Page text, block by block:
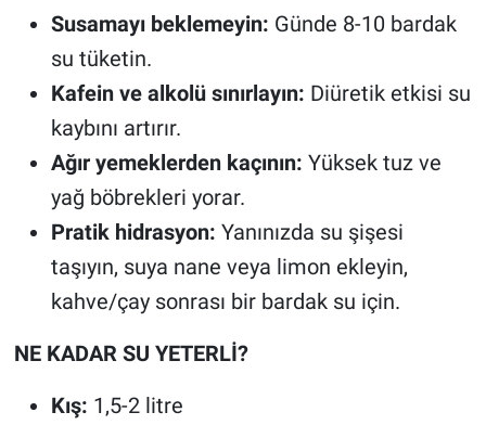
Susamayı beklemeyin: Günde 8-10 bardak
su tüketin.
Kafein ve alkolü sınırlayın: Diüretik etkisi su
kaybını artırır.
Ağır yemeklerden kaçının: Yüksek tuz ve
yağ böbrekleri yorar.
Pratik hidrasyon: Yanınızda su şişesi
taşıyın, suya nane veya limon ekleyin,
kahve/çay sonrası bir bardak su için.
NE KADAR SU YETERLİ?
Kış: 1,5-2 litre